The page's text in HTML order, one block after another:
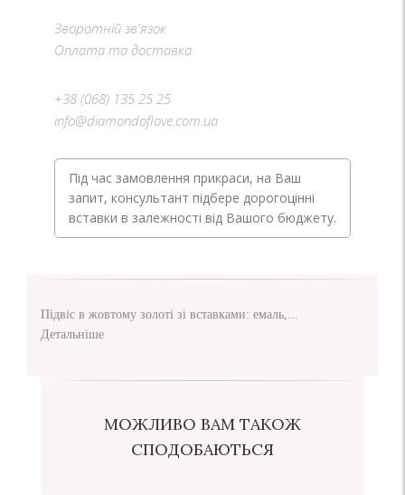
Зворотній зв'язок
Оплата та доставка
+38 (068) 135 25 25
info@diamondoflove.com.ua
Під час замовлення прикраси, на Ваш
запит, консультант підбере дорогоцінні
вставки в залежності від Вашого бюджету.
Підвіс в жовтому золоті зі вставками: емаль,...
Детальніше
МОЖЛИВО ВАМ ТАКОЖ
СПОДОБАЮТЬСЯ